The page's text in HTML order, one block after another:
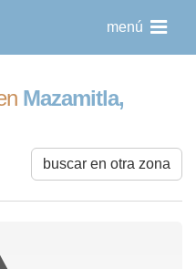
menú
Mazamitla,
buscar en otra zona